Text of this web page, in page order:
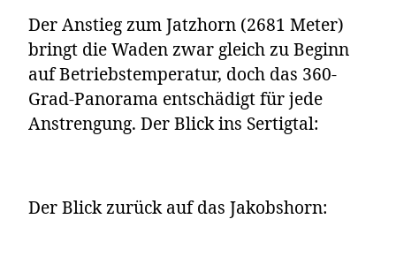
Der Anstieg zum Jatzhorn (2681 Meter)
bringt die Waden zwar gleich zu Beginn
auf Betriebstemperatur, doch das 360-
Grad-Panorama entschädigt für jede
Anstrengung. Der Blick ins Sertigtal:
Der Blick zurück auf das Jakobshorn: